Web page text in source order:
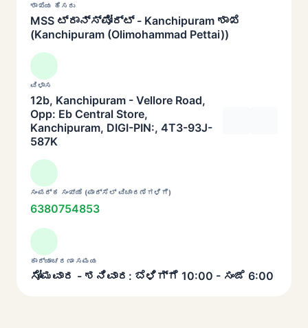
ಶಾಖೆಯ ಹೆಸರು
MSS ಟ್ರಾನ್ಸ್‌ಪೋರ್ಟ್ - Kanchipuram ಶಾಖೆ
(Kanchipuram (Olimohammad Pettai))
ವಿಳಾಸ
12b, Kanchipuram - Vellore Road,
Opp: Eb Central Store,
Kanchipuram, DIGI-PIN:, 4T3-93J-
587K
ಸಂಪರ್ಕ ಸಂಖ್ಯೆ (ಪಾರ್ಸೆಲ್ ವಿಚಾರಣೆಗಳಿಗೆ)
6380754853
ಕಾರ್ಯಾಚರಣಾ ಸಮಯ
ಸೋಮವಾರ - ಶನಿವಾರ: ಬೆಳಿಗ್ಗೆ 10:00 - ಸಂಜೆ 6:00